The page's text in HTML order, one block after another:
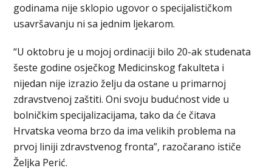
godinama nije sklopio ugovor o specijalističkom
usavršavanju ni sa jednim ljekarom.
“U oktobru je u mojoj ordinaciji bilo 20-ak studenata
šeste godine osječkog Medicinskog fakulteta i
nijedan nije izrazio želju da ostane u primarnoj
zdravstvenoj zaštiti. Oni svoju budućnost vide u
bolničkim specijalizacijama, tako da će čitava
Hrvatska veoma brzo da ima velikih problema na
prvoj liniji zdravstvenog fronta”, razočarano ističe
Željka Perić.